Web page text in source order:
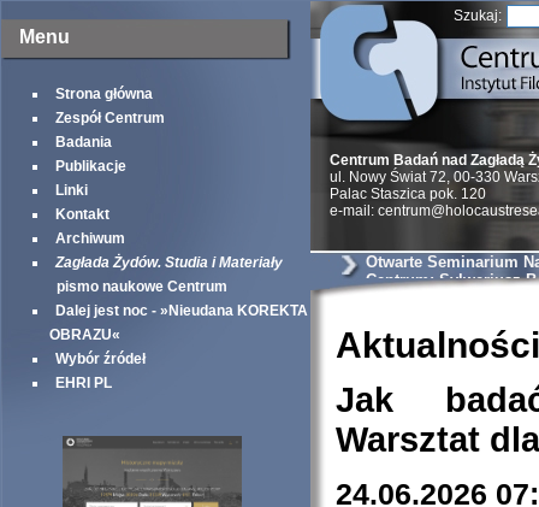
Menu
Strona główna
Zespół Centrum
Badania
Publikacje
Linki
Kontakt
Archiwum
Zagłada Żydów. Studia i Materiały
pismo naukowe Centrum
Dalej jest noc - »Nieudana KOREKTA
OBRAZU«
Wybór źródeł
EHRI PL
Szukaj:
Centrum Badań nad Zagładą
ul. Nowy Świat 72, 00-330
Palac Staszica pok. 120
e-mail:
Otwarte Seminarium
Centrum: Sylweriusz
doświadczenie
Aktualności
Jak
Warsztat
24.06.2026